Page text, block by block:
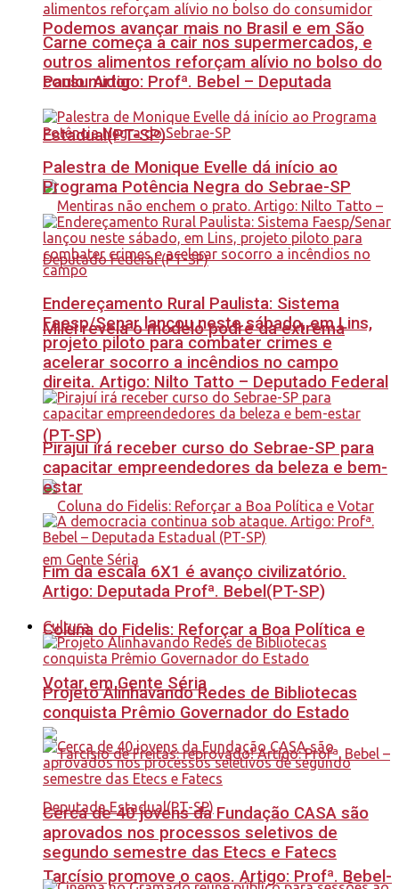
Podemos avançar mais no Brasil e em São
Paulo. Artigo: Profª. Bebel – Deputada
Estadual(PT-SP)
Milei revela o modelo podre da extrema
direita. Artigo: Nilto Tatto – Deputado Federal
(PT-SP)
Coluna do Fidelis: Reforçar a Boa Política e
Votar em Gente Séria
Tarcísio promove o caos. Artigo: Profª. Bebel-
Carne começa a cair nos supermercados, e
outros alimentos reforçam alívio no bolso do
consumidor
Palestra de Monique Evelle dá início ao
Programa Potência Negra do Sebrae-SP
Endereçamento Rural Paulista: Sistema
Faesp/Senar lançou neste sábado, em Lins,
projeto piloto para combater crimes e
acelerar socorro a incêndios no campo
Pirajuí irá receber curso do Sebrae-SP para
capacitar empreendedores da beleza e bem-
estar
Fim da escala 6X1 é avanço civilizatório.
Artigo: Deputada Profª. Bebel(PT-SP)
Cultura
Projeto Alinhavando Redes de Bibliotecas
conquista Prêmio Governador do Estado
Cerca de 40 jovens da Fundação CASA são
aprovados nos processos seletivos de
segundo semestre das Etecs e Fatecs